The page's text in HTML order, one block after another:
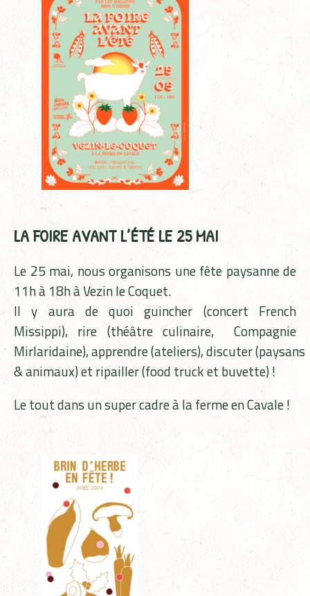
LA FOIRE AVANT L’ÉTÉ LE 25 MAI
Le 25 mai, nous organisons une fête paysanne de
11h à 18h à Vezin le Coquet.
Il y aura de quoi guincher (concert French
Missippi), rire (théâtre culinaire, Compagnie
Mirlaridaine), apprendre (ateliers), discuter (paysans
& animaux) et ripailler (food truck et buvette) !
Le tout dans un super cadre à la ferme en Cavale !